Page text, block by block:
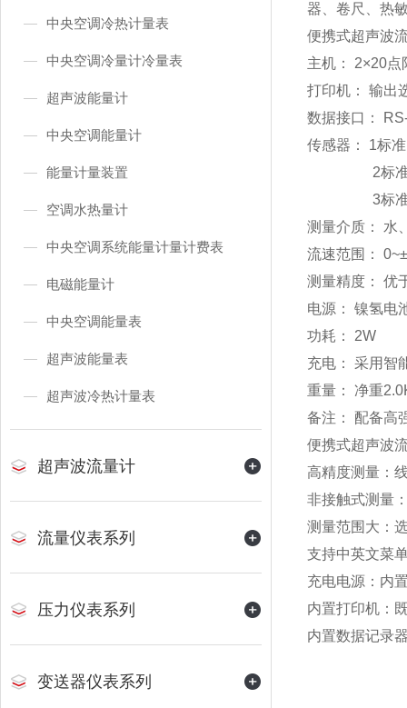
中央空调冷热计量表
中央空调冷量计冷量表
超声波能量计
中央空调能量计
能量计量装置
空调水热量计
中央空调系统能量计量计费表
电磁能量计
中央空调能量表
超声波能量表
超声波冷热计量表
超声波流量计
流量仪表系列
压力仪表系列
变送器仪表系列
器、卷尺、热
便携式超声波
主机： 2×20
打印机： 输出
数据接口：
传感器： 1标
2标准 TM-
3标准 TL-1
测量介质： 水
流速范围：
测量精度： 优
电源： 镍氢电
功耗： 2W
充电： 采用智
重量： 净重
备注： 配备高
便携式超声波
高精度测量：
非接触式测量
测量范围大：
支持中英文菜
充电电源：内
内置打印机：
内置数据记录